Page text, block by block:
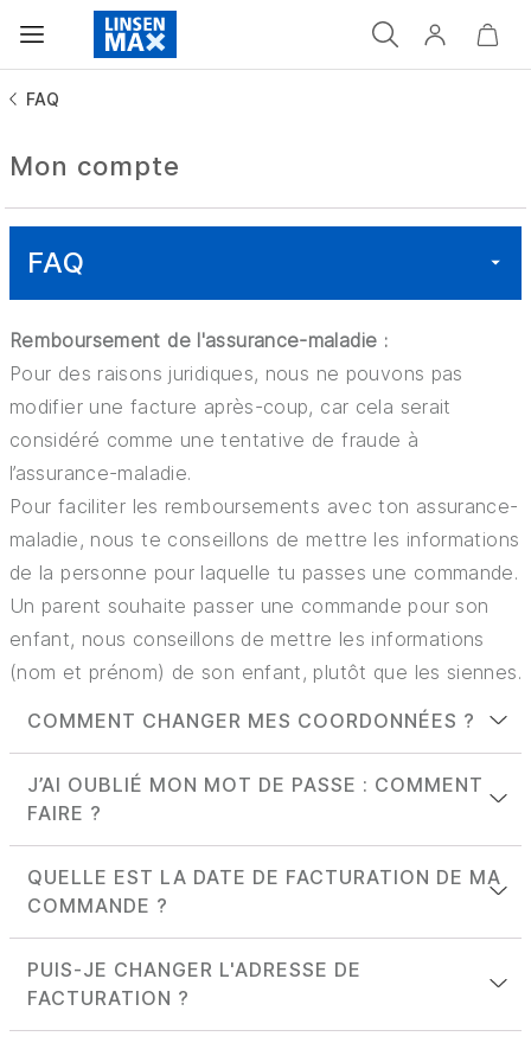
FAQ
Mon compte
FAQ
FRAIS ET DÉLAIS DE LIVRAISON
POSSIBILITÉS DE PAIEMENT
RETOURS ET REMBOURSEMENTS
MON COMPTE
ASSURANCE MALADIE
ABONNEMENT POUR LENTILLES DE CONTACT
ABOMAX
Remboursement de l'assurance-maladie :
Pour des raisons juridiques, nous ne pouvons pas
modifier une facture après-coup, car cela serait
considéré comme une tentative de fraude à
l’assurance-maladie.
Pour faciliter les remboursements avec ton assurance-
maladie, nous te conseillons de mettre les informations
de la personne pour laquelle tu passes une commande.
Un parent souhaite passer une commande pour son
enfant, nous conseillons de mettre les informations
(nom et prénom) de son enfant, plutôt que les siennes.
COMMENT CHANGER MES COORDONNÉES ?
Pour changer tes coordonnées, rien de plus
simple, il te suffit d'aller sur l'onglet
personnelles »
modifier l’adresse existante. Lorsque tu as rempli
le formulaire pour une nouvelle adresse, clique sur
le bouton« Enregistrer mon adresse »pour
J’AI OUBLIÉ MON MOT DE PASSE : COMMENT
FAIRE ?
Si tu as oublié ton mot de passe, tu peux en
redemander. Pour ce faire, tu peux te rendre sur
sur « Mot de passe oublié ?
QUELLE EST LA DATE DE FACTURATION DE MA
COMMANDE ?
La date de facturation est identique à la date
d'expédition, c'est la date à laquelle ta commande
PUIS-JE CHANGER L'ADRESSE DE
FACTURATION ?